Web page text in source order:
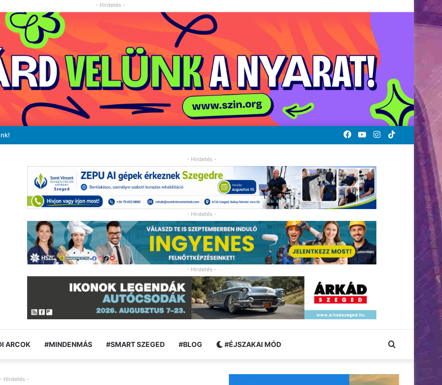
- Hirdetés -
TikTok
Instagram
YouTube
Facebook
- Hirdetés -
- Hirdetés -
- Hirdetés -
ARCOK #MINDENMÁS #SMART SZEGED #BLOG #ÉJSZAKAI MÓD Keresés:
- Hirdetés -